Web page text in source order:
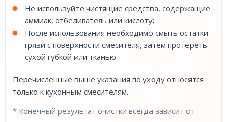
Не используйте чистящие средства, содержащие
аммиак, отбеливатель или кислоту;
После использования необходимо смыть остатки
грязи с поверхности смесителя, затем протереть
сухой губкой или тканью.
Перечисленные выше указания по уходу относятся
только к кухонным смесителям.
* Конечный результат очистки всегда зависит от